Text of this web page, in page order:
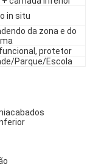
in situ
da zona e do
protetor
Parque/Escola